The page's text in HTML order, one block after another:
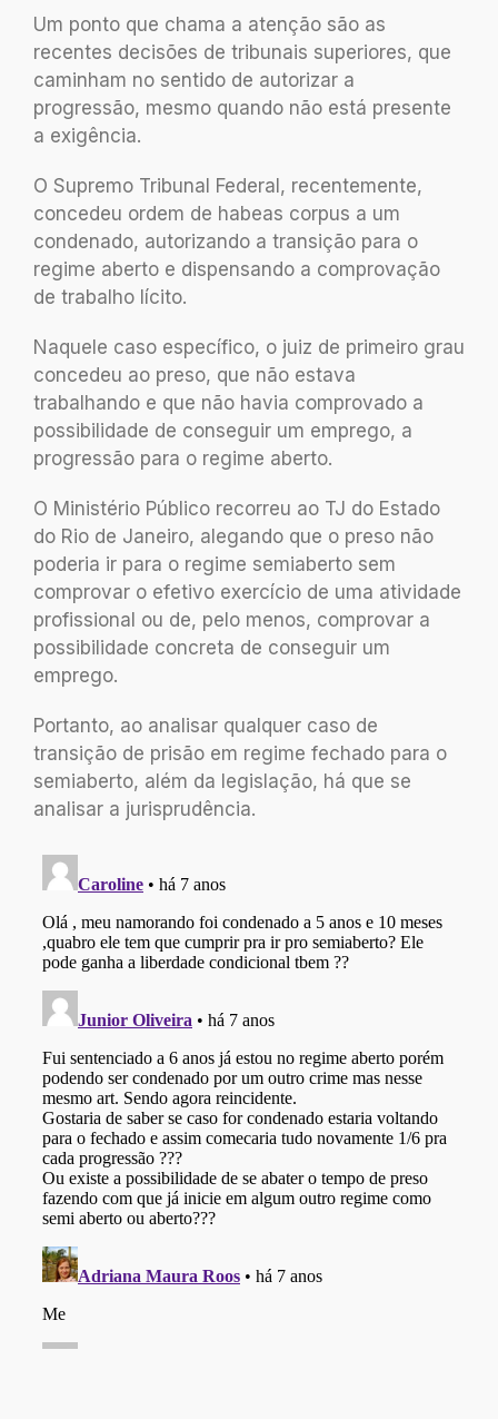
Um ponto que chama a atenção são as
recentes decisões de tribunais superiores, que
caminham no sentido de autorizar a
progressão, mesmo quando não está presente
a exigência.
O Supremo Tribunal Federal, recentemente,
concedeu ordem de habeas corpus a um
condenado, autorizando a transição para o
regime aberto e dispensando a comprovação
de trabalho lícito.
Naquele caso específico, o juiz de primeiro grau
concedeu ao preso, que não estava
trabalhando e que não havia comprovado a
possibilidade de conseguir um emprego, a
progressão para o regime aberto.
O Ministério Público recorreu ao TJ do Estado
do Rio de Janeiro, alegando que o preso não
poderia ir para o regime semiaberto sem
comprovar o efetivo exercício de uma atividade
profissional ou de, pelo menos, comprovar a
possibilidade concreta de conseguir um
emprego.
Portanto, ao analisar qualquer caso de
transição de prisão em regime fechado para o
semiaberto, além da legislação, há que se
analisar a jurisprudência.